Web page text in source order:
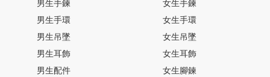
男生手鍊
男生手環
男生吊墜
男生耳飾
男生配件
女生手鍊
女生手環
女生吊墜
女生耳飾
女生腳鍊